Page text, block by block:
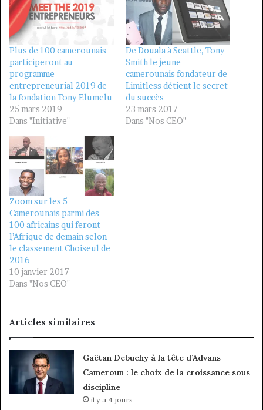
Plus de 100 camerounais
participeront au
programme
entrepreneurial 2019 de
la fondation Tony Elumelu
25 mars 2019
Dans "Initiative"
De Douala à Seattle, Tony
Smith le jeune
camerounais fondateur de
Limitless détient le secret
du succès
23 mars 2017
Dans "Nos CEO"
Zoom sur les 5
Camerounais parmi des
100 africains qui feront
l’Afrique de demain selon
le classement Choiseul de
2016
10 janvier 2017
Dans "Nos CEO"
Articles similaires
Gaëtan Debuchy à la tête d’Advans
Cameroun : le choix de la croissance sous
discipline
il y a 4 jours